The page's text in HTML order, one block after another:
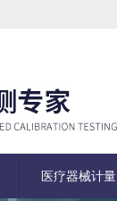
医疗器械计量